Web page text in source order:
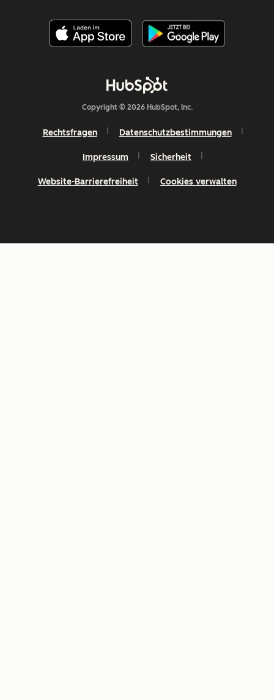
Copyright © 2026 HubSpot, Inc.
Rechtsfragen Datenschutzbestimmungen
Impressum Sicherheit
Website-Barrierefreiheit Cookies verwalten